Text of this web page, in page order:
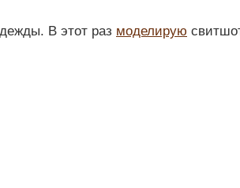
В этот раз моделирую